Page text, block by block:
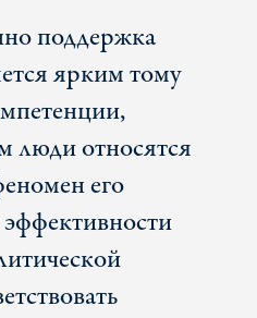
поддержка
ярким тому
люди относятся
его